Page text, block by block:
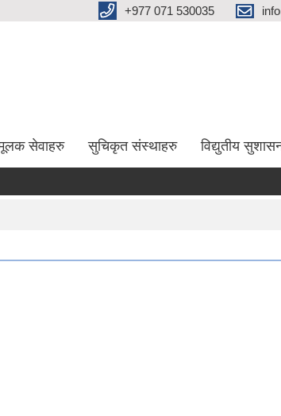
+977 071 530035
सेवाहरु सुचिकृत संस्थाहरु विद्युतीय